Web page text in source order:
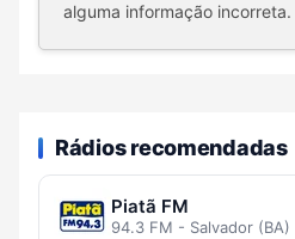
alguma informação incorreta.
Rádios recomendadas
Piatã FM
94.3 FM - Salvador (BA)